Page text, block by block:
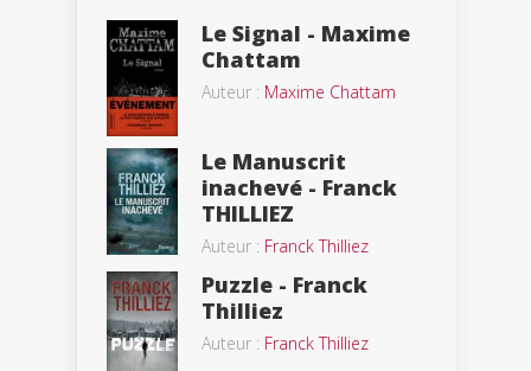
Le Signal - Maxime
Chattam
Auteur : Maxime Chattam
Le Manuscrit
inachevé - Franck
THILLIEZ
Auteur : Franck Thilliez
Puzzle - Franck
Thilliez
Auteur : Franck Thilliez